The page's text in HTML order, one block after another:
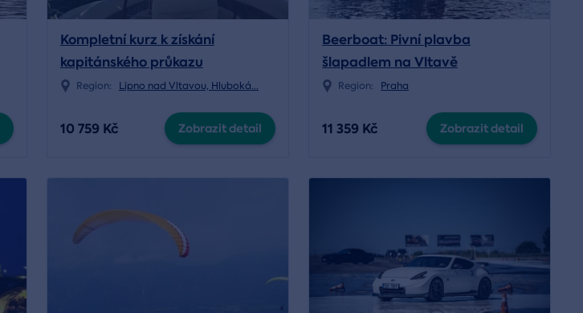
Kompletní kurz k získání
kapitánského průkazu
Region: Lipno nad Vltavou, Hluboká...
10 759 Kč Zobrazit detail
Beerboat: Pivní plavba
šlapadlem na Vltavě
Region: Praha
11 359 Kč Zobrazit detail